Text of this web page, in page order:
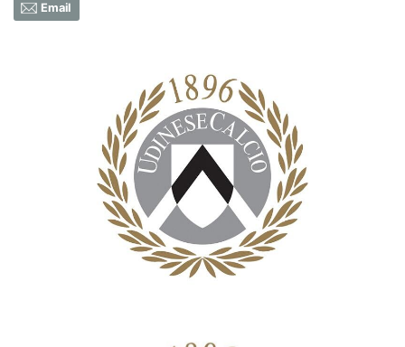
Email